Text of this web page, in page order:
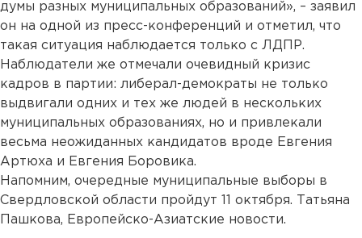
думы разных муниципальных образований», – заявил
он на одной из пресс-конференций и отметил, что
такая ситуация наблюдается только с ЛДПР.
Наблюдатели же отмечали очевидный кризис
кадров в партии: либерал-демократы не только
выдвигали одних и тех же людей в нескольких
муниципальных образованиях, но и привлекали
весьма неожиданных кандидатов вроде Евгения
Артюха и Евгения Боровика.
Напомним, очередные муниципальные выборы в
Свердловской области пройдут 11 октября. Татьяна
Пашкова, Европейско-Азиатские новости.